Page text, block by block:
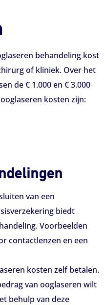
behandeling kost
of kliniek. Over het
de € 1.000 en € 3.000
kosten zijn:
van een
biedt
Voorbeelden
contactlenzen en een
kosten zelf betalen.
van ooglaseren wilt
behulp van deze